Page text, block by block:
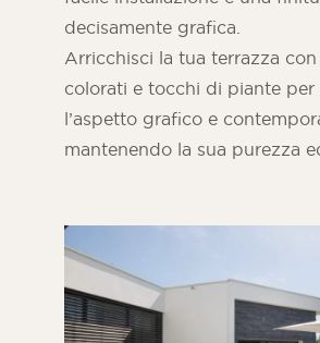
decisamente grafica.
Arricchisci la tua terrazza
colorati e tocchi di piante per
l’aspetto grafico e
mantenendo la sua purezza